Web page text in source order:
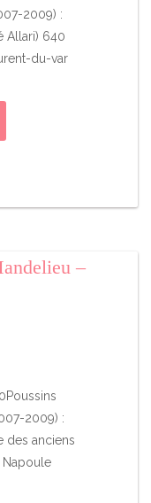
2009) :
Allari) 640
du-var
–
2009) :
des anciens
Napoule